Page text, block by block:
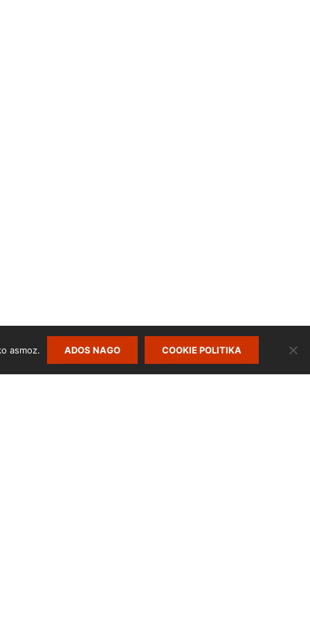
asmoz. ADOS NAGO COOKIE POLITIKA